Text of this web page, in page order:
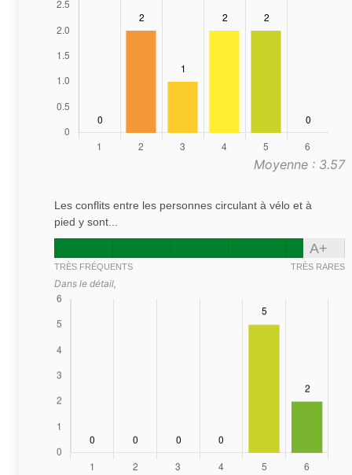
Moyenne : 3.57
Les conflits entre les personnes circulant à vélo et à
pied y sont...
A+
TRÈS FRÉQUENTS TRÈS RARES
Dans le détail,